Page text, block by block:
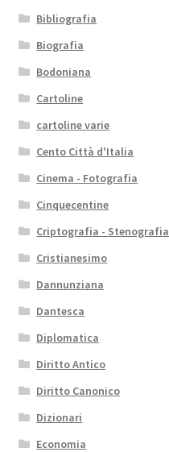
Bibliografia
Biografia
Bodoniana
Cartoline
cartoline varie
Cento Città d'Italia
Cinema - Fotografia
Cinquecentine
Criptografia - Stenografia
Cristianesimo
Dannunziana
Dantesca
Diplomatica
Diritto Antico
Diritto Canonico
Dizionari
Economia